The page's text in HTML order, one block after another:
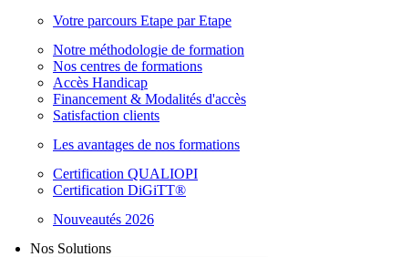
Votre parcours Etape par Etape
Notre méthodologie de formation
Nos centres de formations
Accès Handicap
Financement & Modalités d'accès
Satisfaction clients
Les avantages de nos formations
Certification QUALIOPI
Certification DiGiTT®
Nouveautés 2026
Nos Solutions